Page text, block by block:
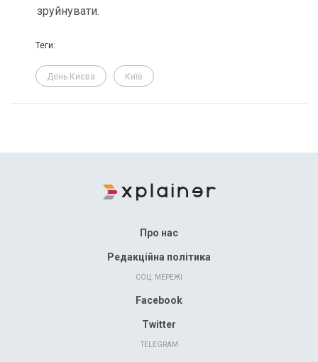
зруйнувати.
Теги:
День Києва Київ
Про нас
Редакційна політика
СОЦ. МЕРЕЖІ
Facebook
Twitter
TELEGRAM